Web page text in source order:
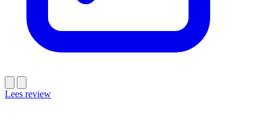
Lees review